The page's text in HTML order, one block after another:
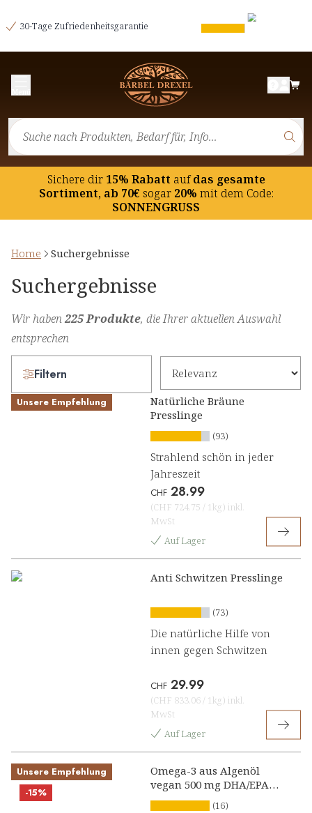
30-Tage Zufriedenheitsgarantie
Sichere dir15% Rabatt aufdas gesamte
Sortiment, ab 70€ sogar20% mit dem Code:
SONNENGRUSS
Home Suchergebnisse
Suchergebnisse
Wir haben225 Produkte, die Ihrer aktuellen Auswahl
entsprechen
Filtern
Unsere Empfehlung
Natürliche Bräune
Presslinge
(93)
Strahlend schön in jeder
Jahreszeit
CHF 28.99
(CHF 724.75 / 1kg) inkl.
MwSt
Auf Lager
Anti Schwitzen Presslinge
(73)
Die natürliche Hilfe von
innen gegen Schwitzen
CHF 29.99
(CHF 833.06 / 1kg) inkl.
MwSt
Auf Lager
Unsere Empfehlung
-15%
Omega-3 aus Algenöl
vegan 500 mg DHA/EPA
Kapseln
(16)